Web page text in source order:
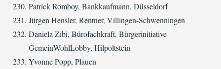
Patrick Romboy, Bankkaufmann, Düsseldorf
Jürgen Hensler, Rentner, Villingen-Schwenningen
Daniela Zibi, Bürofachkraft, Bürgerinitiative
GemeinWohlLobby, Hilpoltstein
Yvonne Popp, Plauen